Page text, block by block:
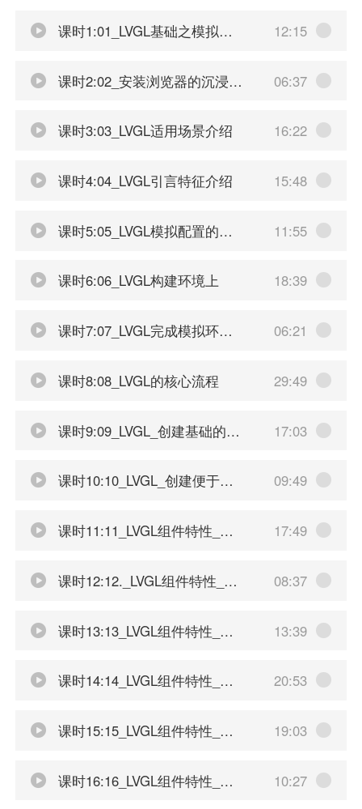
课时1:01_LVGL基础之模拟开发和移植 12:15
课时2:02_安装浏览器的沉浸式翻译插件 06:37
课时3:03_LVGL适用场景介绍 16:22
课时4:04_LVGL引言特征介绍 15:48
课时5:05_LVGL模拟配置的工具链介绍 11:55
课时6:06_LVGL构建环境上 18:39
课时7:07_LVGL完成模拟环境的搭建 06:21
课时8:08_LVGL的核心流程 29:49
课时9:09_LVGL_创建基础的屏幕 17:03
课时10:10_LVGL_创建便于移植的文件 09:49
课时11:11_LVGL组件特性_通用特性展示 17:49
课时12:12._LVGL组件特性_父级子级关系展示 08:37
课时13:13_LVGL组件特性_图层关系 13:39
课时14:14_LVGL组件特性_位置和大小 20:53
课时15:15_LVGL组件特性_部件和特性 19:03
课时16:16_LVGL组件特性_颜色介绍 10:27